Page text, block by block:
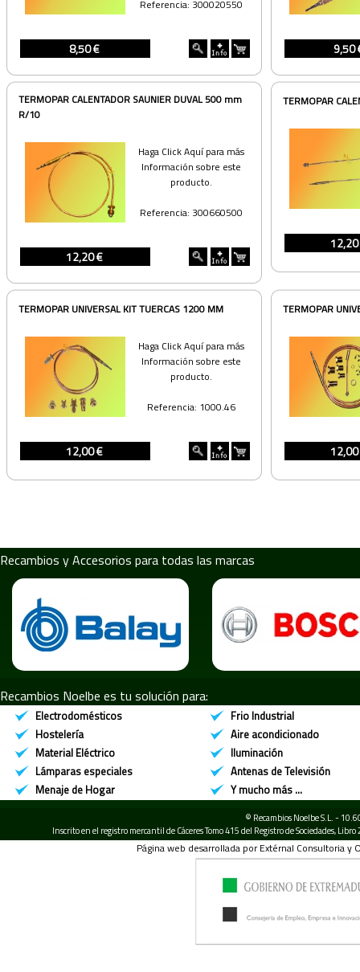
Referencia: 300020550
8,50 € 9,50
TERMOPAR CALENTADOR SAUNIER DUVAL 500 mm
R/10
Haga Click Aquí para más
Información sobre este
producto.
Referencia: 300660500
12,20 €
TERMOPAR
TERMOPAR UNIVERSAL KIT TUERCAS 1200 MM
Haga Click Aquí para más
Información sobre este
producto.
Referencia: 1000.46
12,00 €
TERMOPAR
Recambios y Accesorios para todas las marcas
Recambios Noelbe es tu solución para:
Electrodomésticos
Frio Industrial
Hostelería
Aire acondicionado
Material Eléctrico
Iluminación
Lámparas especiales
Antenas de Televisión
Menaje de Hogar
Y mucho más ...
© Recambios Noelbe S.L. -
Inscrito en el registro mercantil de Cáceres Tomo 415 del Registro de Sociedades,
Página web desarrollada por Extérnal Consultoria y